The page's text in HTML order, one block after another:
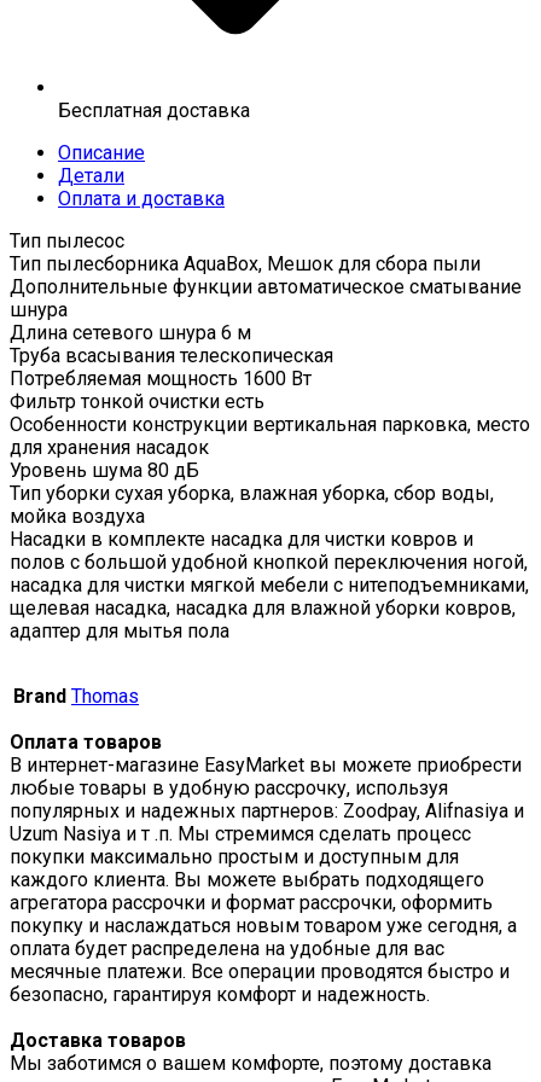
Бесплатная доставка
Описание
Детали
Оплата и доставка
Тип пылесос
Тип пылесборника AquaBox, Мешок для сбора пыли
Дополнительные функции автоматическое сматывание
шнура
Длина сетевого шнура 6 м
Труба всасывания телескопическая
Потребляемая мощность 1600 Вт
Фильтр тонкой очистки есть
Особенности конструкции вертикальная парковка, место
для хранения насадок
Уровень шума 80 дБ
Тип уборки сухая уборка, влажная уборка, сбор воды,
мойка воздуха
Насадки в комплекте насадка для чистки ковров и
полов с большой удобной кнопкой переключения ногой,
насадка для чистки мягкой мебели с нитеподъемниками,
щелевая насадка, насадка для влажной уборки ковров,
адаптер для мытья пола
Brand Thomas
Оплата товаров
В интернет-магазине EasyMarket вы можете приобрести
любые товары в удобную рассрочку, используя
популярных и надежных партнеров: Zoodpay, Alifnasiya и
Uzum Nasiya и т .п. Мы стремимся сделать процесс
покупки максимально простым и доступным для
каждого клиента. Вы можете выбрать подходящего
агрегатора рассрочки и формат рассрочки, оформить
покупку и наслаждаться новым товаром уже сегодня, а
оплата будет распределена на удобные для вас
месячные платежи. Все операции проводятся быстро и
безопасно, гарантируя комфорт и надежность.
Доставка товаров
Мы заботимся о вашем комфорте, поэтому доставка